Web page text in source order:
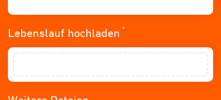
Lebenslauf hochladen *